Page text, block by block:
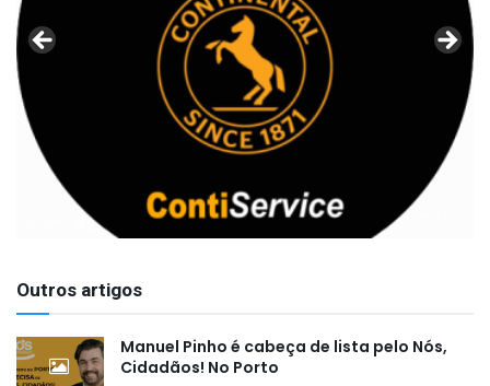
Outros artigos
Manuel Pinho é cabeça de lista pelo Nós,
Cidadãos! No Porto